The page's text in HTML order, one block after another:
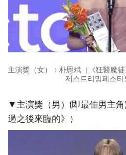
主演獎（女）：朴恩斌（《狂醫魔
제스트리밍페스티
▼主演獎（男）(即最佳男主
過之後來臨的》）